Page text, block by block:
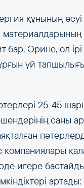
құнының
бар. Әрине, ол
үй
25-45
саны
игере